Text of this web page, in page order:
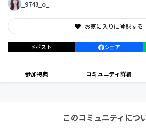
_9743_o_
お気に入りに登録する
ポスト シェア
参加特典 コミュニティ詳細
このコミュニティにつ